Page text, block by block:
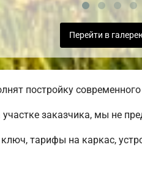
Перейти в
постройку
заказчика, мы не
тарифы на каркас,